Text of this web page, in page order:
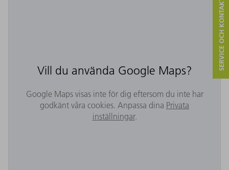
Vill du använda Google Maps?
Google Maps visas inte för dig eftersom du inte har
godkänt våra cookies. Anpassa dina Privata
inställningar.
SERVICE OCH KONTAKT